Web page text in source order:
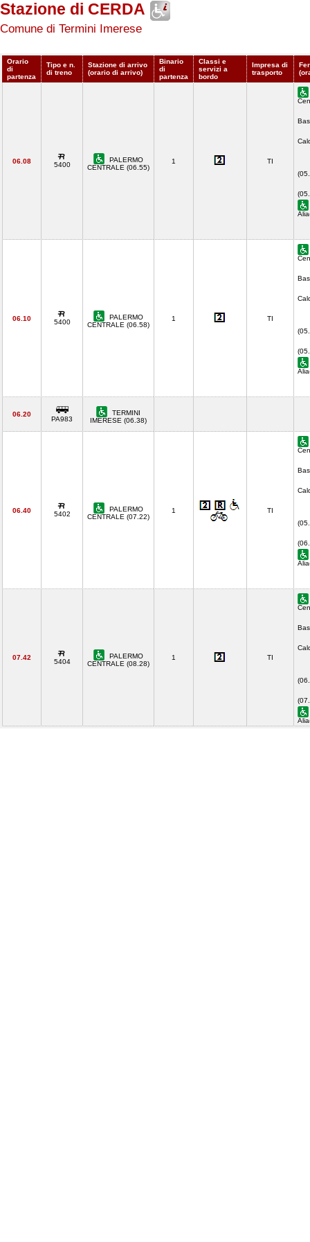
Stazione di CERDA
Comune di Termini Imerese
Orario
di
partenza
Tipo e n.
di treno
Stazione di arrivo
(orario di arrivo)
Binario
di
partenza
Classi e
servizi a
bordo
Impresa di
trasporto
06.08 5400
PALERMO
CENTRALE (06.55)
1 TI
06.10 5400
PALERMO
CENTRALE (06.58)
1 TI
06.20
PA983
TERMINI
IMERESE (06.38)
06.40 5402
PALERMO
CENTRALE (07.22)
1 TI
07.42
5404
PALERMO
CENTRALE (08.28)
1 TI